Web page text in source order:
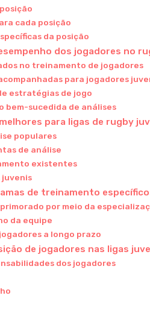
cada posição
da posição
dos jogadores no
no treinamento de jogadores
para jogadores
estratégias de jogo
bem-sucedida de análises
para ligas de rugby
populares
de análise
existentes
juvenis
de treinamento
por meio da
da equipe
a longo prazo
de jogadores nas ligas
dos jogadores